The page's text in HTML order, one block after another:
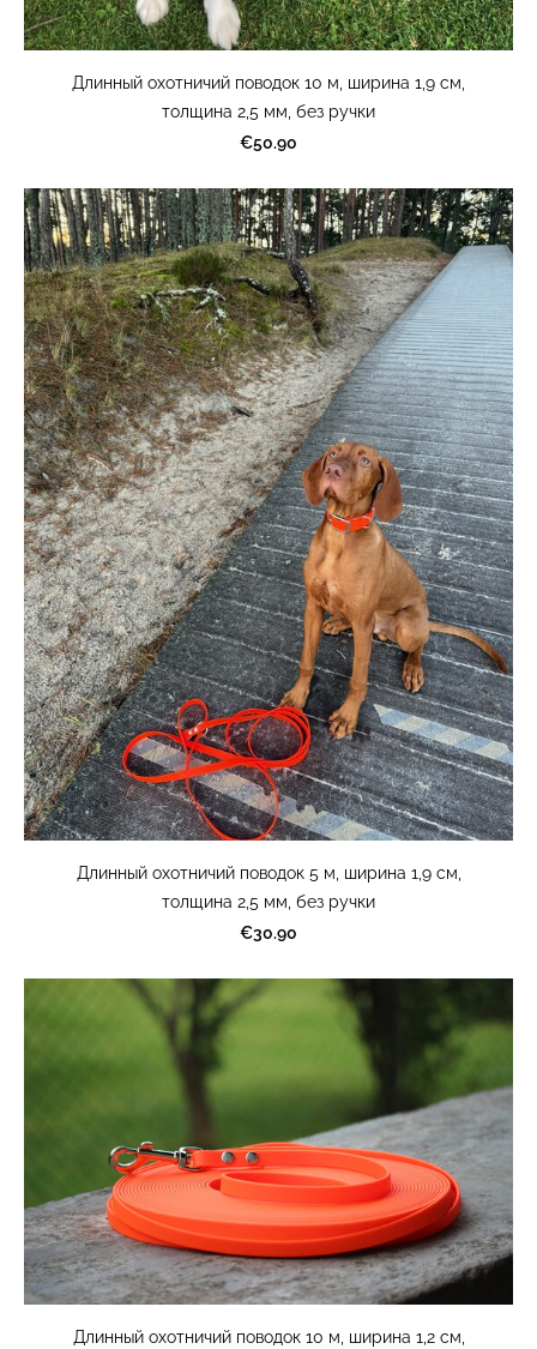
Длинный охотничий поводок 10 м, ширина 1,9 см,
толщина 2,5 мм, без ручки
€50.90
Длинный охотничий поводок 5 м, ширина 1,9 см,
толщина 2,5 мм, без ручки
€30.90
Длинный охотничий поводок 10 м, ширина 1,2 см,